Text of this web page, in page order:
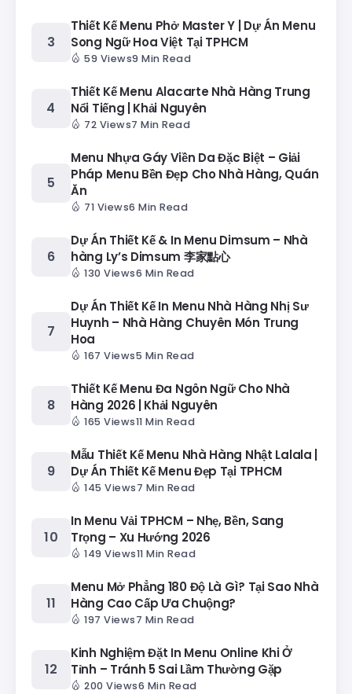
Thiết Kế Menu Phở Master Y | Dự Án Menu
Song Ngữ Hoa Việt Tại TPHCM
59 Views9 Min Read
Thiết Kế Menu Alacarte Nhà Hàng Trung
Nổi Tiếng | Khải Nguyên
72 Views7 Min Read
Menu Nhựa Gáy Viền Da Đặc Biệt – Giải
Pháp Menu Bền Đẹp Cho Nhà Hàng, Quán
Ăn
71 Views6 Min Read
Dự Án Thiết Kế & In Menu Dimsum – Nhà
hàng Ly’s Dimsum 李家點心
130 Views6 Min Read
Dự Án Thiết Kế In Menu Nhà Hàng Nhị Sư
Huynh – Nhà Hàng Chuyên Món Trung
Hoa
167 Views5 Min Read
Thiết Kế Menu Đa Ngôn Ngữ Cho Nhà
Hàng 2026 | Khải Nguyên
165 Views11 Min Read
Mẫu Thiết Kế Menu Nhà Hàng Nhật Lalala |
Dự Án Thiết Kế Menu Đẹp Tại TPHCM
145 Views7 Min Read
In Menu Vải TPHCM – Nhẹ, Bền, Sang
Trọng – Xu Hướng 2026
149 Views11 Min Read
Menu Mở Phẳng 180 Độ Là Gì? Tại Sao Nhà
Hàng Cao Cấp Ưa Chuộng?
197 Views7 Min Read
Kinh Nghiệm Đặt In Menu Online Khi Ở
Tỉnh – Tránh 5 Sai Lầm Thường Gặp
200 Views6 Min Read